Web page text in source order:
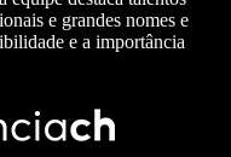
e grandes nomes e
e a importância